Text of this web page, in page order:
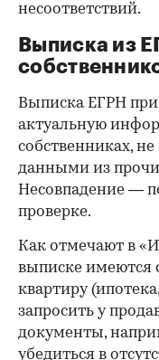
несоответствий.
Выписка из
Выписка ЕГРН
актуальную
собственниках, не
данными из
Несовпадение —
проверке.
Как отмечают в
выписке имеются
квартиру
запросить у
документы,
убедиться в